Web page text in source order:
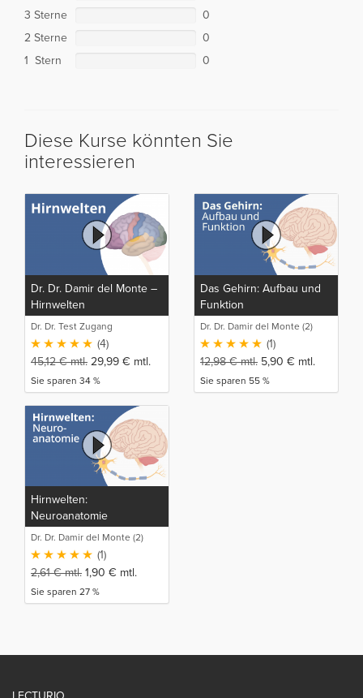
3 Sterne
0
2 Sterne
0
1 Stern
0
Diese Kurse könnten Sie
interessieren
Dr. Dr. Damir del Monte –
Hirnwelten
Dr. Dr. Test Zugang
(4)
45,12€mtl. 29,99 € mtl.
Sie sparen 34 %
Das Gehirn: Aufbau und
Funktion
Dr. Dr. Damir del Monte (2)
(1)
12,98€mtl. 5,90 € mtl.
Sie sparen 55 %
Hirnwelten:
Neuroanatomie
Dr. Dr. Damir del Monte (2)
(1)
2,61€mtl. 1,90 € mtl.
Sie sparen 27 %